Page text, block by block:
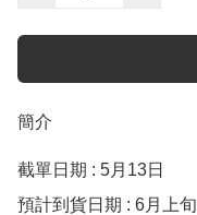
簡介
截單日期 : 5月13日
預計到貨日期 : 6月上旬